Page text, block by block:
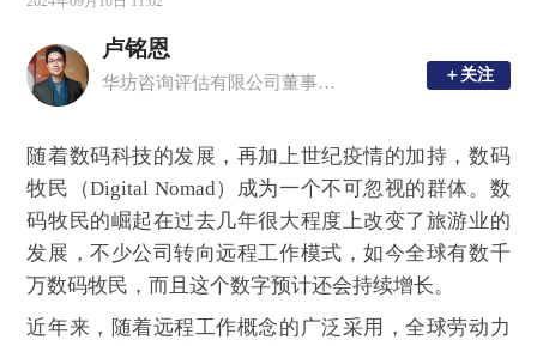
卢铭恩
华坊咨询评估有限公司董事总经理、注册中国房地产估价师、香港测量师学会产业测量师 ＋关注
＋关注
随着数码科技的发展，再加上世纪疫情的加持，数码
牧民（Digital Nomad）成为一个不可忽视的群体。数
码牧民的崛起在过去几年很大程度上改变了旅游业的
发展，不少公司转向远程工作模式，如今全球有数千
万数码牧民，而且这个数字预计还会持续增长。
近年来，随着远程工作概念的广泛采用，全球劳动力